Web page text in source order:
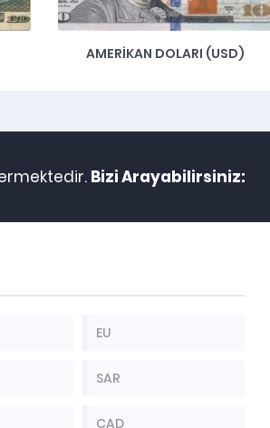
AMERİKAN DOLARI (USD)
Bizi Arayabilirsiniz:
EU
SAR
CAD